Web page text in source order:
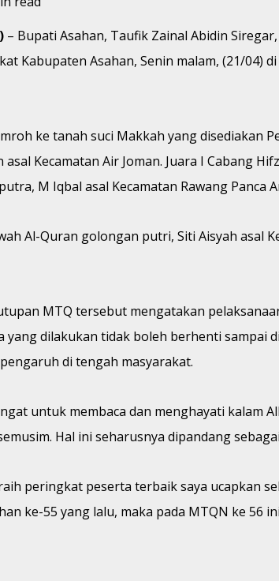
– Bupati Asahan, Taufik Zainal Abidin
Kabupaten Asahan, Senin malam, (21/04)
ke tanah suci Makkah yang disediakan
Kecamatan Air Joman. Juara I Cabang
M Iqbal asal Kecamatan Rawang Panca
Al-Quran golongan putri, Siti Aisyah asal
MTQ tersebut mengatakan
yang dilakukan tidak boleh berhenti
di tengah masyarakat.
untuk membaca dan menghayati kalam
Hal ini seharusnya dipandang
peringkat peserta terbaik saya ucapkan
ke-55 yang lalu, maka pada MTQN ke